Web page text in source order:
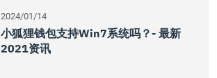
2024/01/14
小狐狸钱包支持win7系统吗？- 最新
2021资讯